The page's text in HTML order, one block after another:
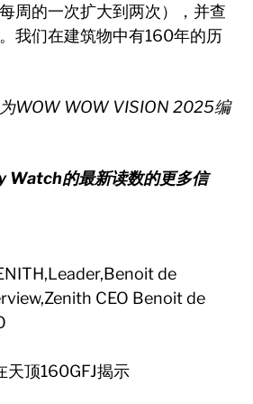
周的一次扩大到两次），并查
我们在建筑物中有160年的历
WOW WOW VISION 2025编
Watch的最新读数的更多信
de
CEO Benoit de
顶160GFJ揭示